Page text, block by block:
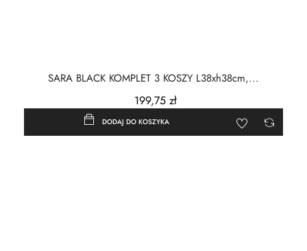
SARA BLACK KOMPLET 3 KOSZY L38xh38cm,...
199,75 zł
DODAJ DO KOSZYKA